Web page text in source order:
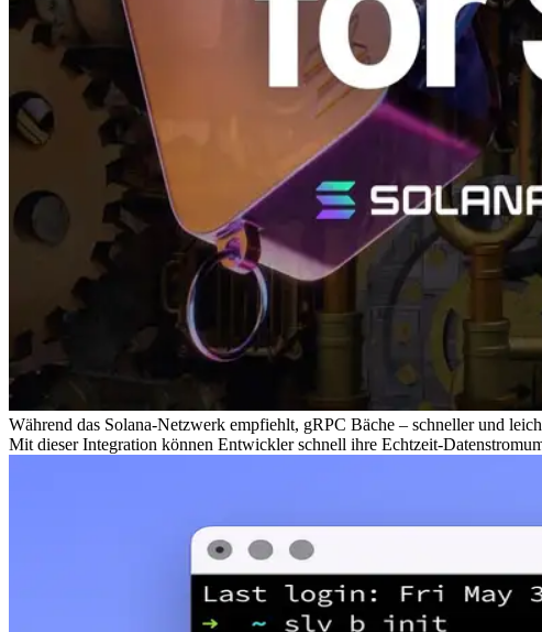
Während das Solana-Netzwerk empfiehlt, gRPC Bäche – schneller und
Mit dieser Integration können Entwickler schnell ihre Echtzeit-